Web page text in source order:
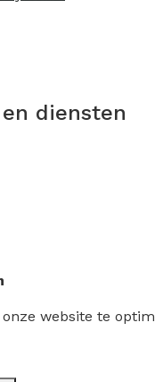
diensten
website te